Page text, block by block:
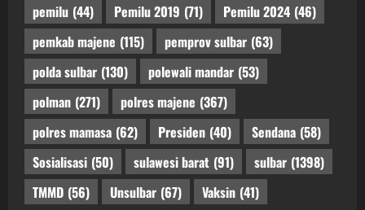
pemilu (44) Pemilu 2019 (71) Pemilu 2024 (46)
pemkab majene (115) pemprov sulbar (63)
polda sulbar (130) polewali mandar (53)
polman (271) polres majene (367)
polres mamasa (62) Presiden (40) Sendana (58)
Sosialisasi (50) sulawesi barat (91) sulbar (1398)
TMMD (56) Unsulbar (67) Vaksin (41)